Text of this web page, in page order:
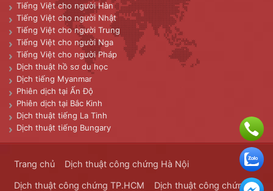
Tiếng Việt cho người Hàn
Tiếng Việt cho người Nhật
Tiếng Việt cho người Trung
Tiếng Việt cho người Nga
Tiếng Việt cho người Pháp
Dịch thuật hồ sơ du học
Dịch tiếng Myanmar
Phiên dịch tại Ấn Độ
Phiên dịch tại Bắc Kinh
Dịch thuật tiếng La Tinh
Dịch thuật tiếng Bungary
Trang chủ Dịch thuật công chứng Hà Nội
Dịch thuật công chứng TP.HCM Dịch thuật công chứng